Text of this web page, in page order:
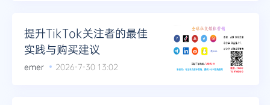
提升TikTok关注者的最佳
实践与购买建议
emer 2026-7-30 13:02